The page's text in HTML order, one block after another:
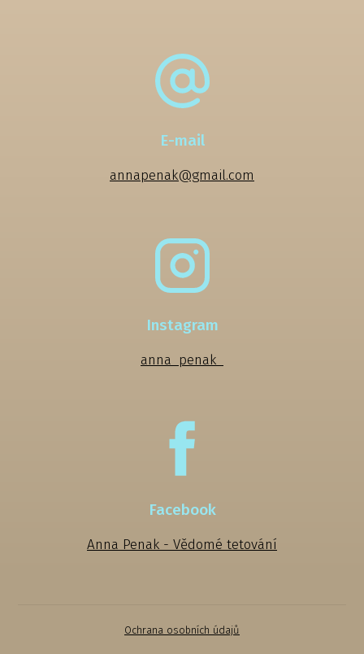
E-mail
annapenak@gmail.com
Instagram
anna_penak_
Facebook
Anna Penak - Vědomé tetování
Ochrana osobních údajů